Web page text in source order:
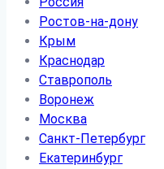
Ростов-на-дону
Крым
Краснодар
Ставрополь
Воронеж
Москва
Санкт-Петербург
Екатеринбург